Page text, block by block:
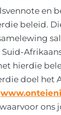
en
beleid.
hierdie
doel het
ons